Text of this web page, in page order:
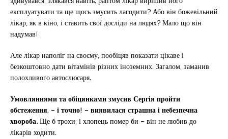
експлуатувати та ще щось змусить лагодити? Або він божевільний
лікар, як в кіно, і ставить свої досліди на людях? Мало що він
надумав!
Але лікар наполіг на своєму, пообіцяв показати цікаве і
безкоштовно дати вітамінів різних іноземних. Загалом, заманив
полохливого автослюсаря.
Умовляннями та обіцянками змусив Сергія пройти
обстеження, – і точно! – виявилася страшна і небезпечна
хвороба.Ще б трохи, і хлопець помер би – він не любив до
лікарів ходити.